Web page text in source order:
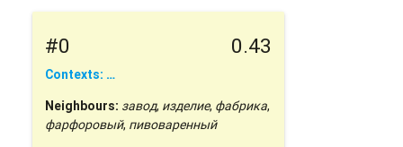
#0 0.43
Contexts: …
Neighbours: завод, изделие, фабрика,
фарфоровый, пивоваренный